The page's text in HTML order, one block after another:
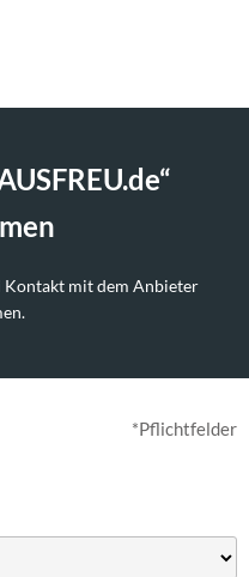
Kontakt mit dem Anbieter
*Pflichtfelder